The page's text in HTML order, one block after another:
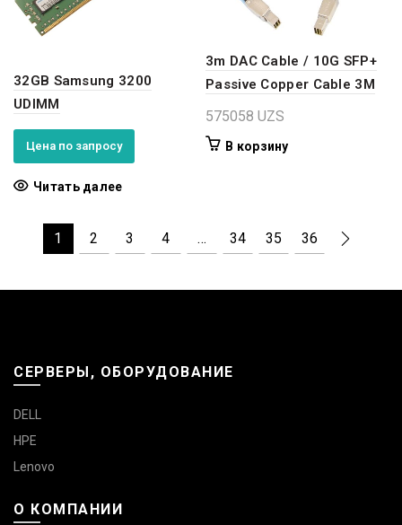
32GB Samsung 3200
UDIMM
Цена по запросу
Читать далее
3m DAC Cable / 10G SFP+
Passive Copper Cable 3M
575058 UZS
В корзину
1 2 3 4 … 34 35 36
СЕРВЕРЫ, ОБОРУДОВАНИЕ
DELL
HPE
Lenovo
О КОМПАНИИ